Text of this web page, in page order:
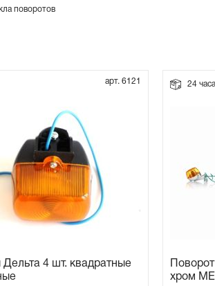
поворотов
арт. 6121
Дельта 4 шт. квадратные
24 часа
хром